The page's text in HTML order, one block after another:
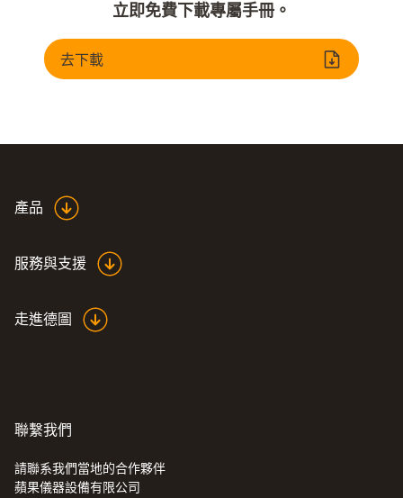
立即免費下載專屬手冊。
去下載
產品
服務與支援
走進德圖
聯繫我們
請聯系我們當地的合作夥伴
蘋果儀器設備有限公司